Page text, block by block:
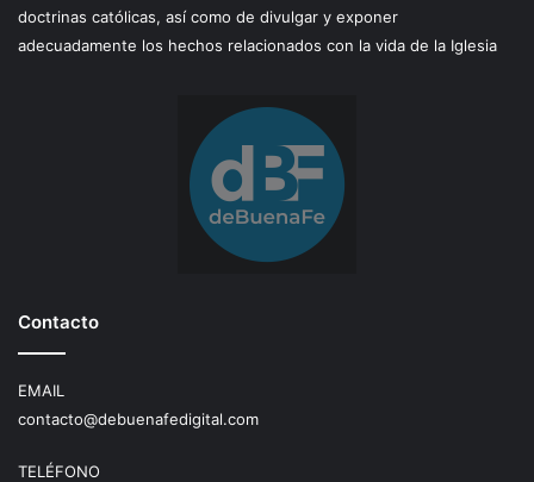
doctrinas católicas, así como de divulgar y exponer
adecuadamente los hechos relacionados con la vida de la Iglesia
Contacto
EMAIL
contacto@debuenafedigital.com
TELÉFONO